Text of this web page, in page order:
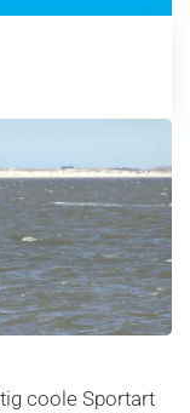
coole Sportart